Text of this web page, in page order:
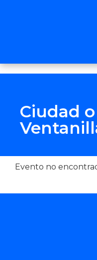
Ciudad
Evento no